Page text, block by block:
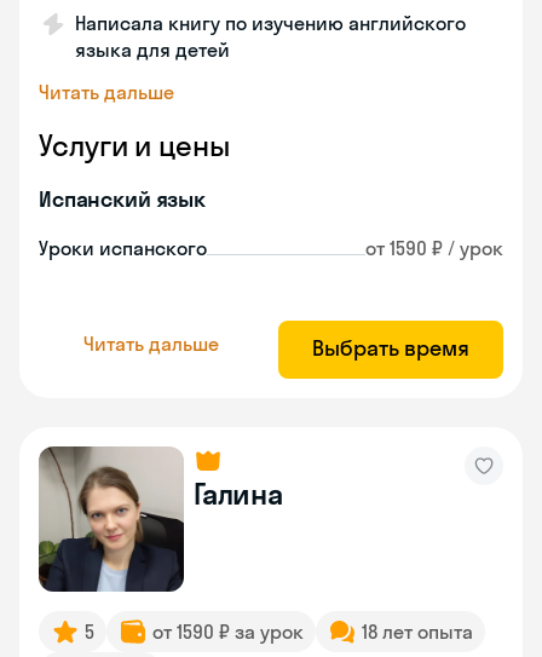
Написала книгу по изучению английского
языка для детей
Читать дальше
Услуги и цены
Испанский язык
Уроки испанского от 1590 ₽ / урок
Читать дальше Выбрать время
Галина
5 от 1590 ₽ за урок
18 лет опыта